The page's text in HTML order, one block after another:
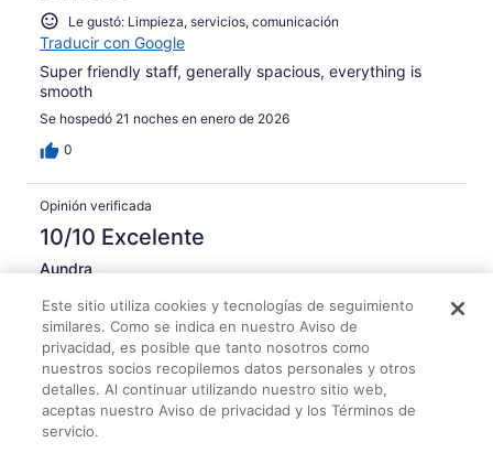
Le gustó: Limpieza, servicios, comunicación
Traducir con Google
Super friendly staff, generally spacious, everything is
smooth
Se hospedó 21 noches en enero de 2026
0
Opinión verificada
10/10 Excelente
Aundra
Le gustó: Limpieza, check-in, comunicación y veracidad del
anuncio
Traducir con Google
Everything was great!!!!!!!!!! My 1br apartment was very
comfortable for me and my three boys. Ophelia is
wonderful top level services. The gentleman at the desk
Este sitio utiliza cookies y tecnologías de seguimiento
similares. Como se indica en nuestro Aviso de
privacidad, es posible que tanto nosotros como
nuestros socios recopilemos datos personales y otros
detalles. Al continuar utilizando nuestro sitio web,
aceptas nuestro Aviso de privacidad y los Términos de
servicio.